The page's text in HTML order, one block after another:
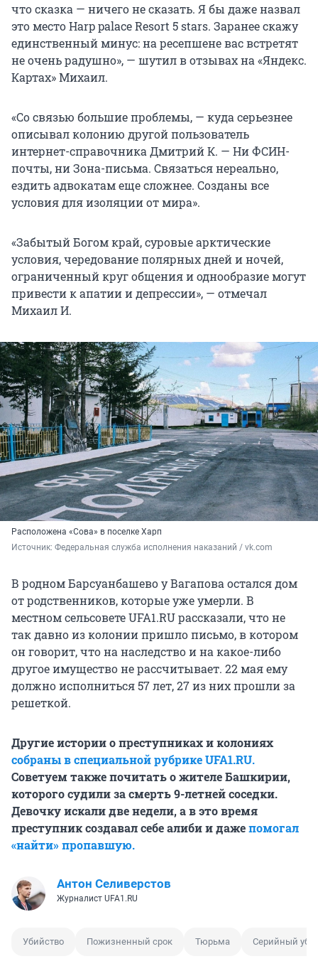
что сказка — ничего не сказать. Я бы даже назвал
это место Harp palace Resort 5 stars. Заранее скажу
единственный минус: на ресепшене вас встретят
не очень радушно», — шутил в отзывах на «Яндекс.
Картах» Михаил.
«Со связью большие проблемы, — куда серьезнее
описывал колонию другой пользователь
интернет-справочника Дмитрий К. — Ни ФСИН-
почты, ни Зона-письма. Связаться нереально,
ездить адвокатам еще сложнее. Созданы все
условия для изоляции от мира».
«Забытый Богом край, суровые арктические
условия, чередование полярных дней и ночей,
ограниченный круг общения и однообразие могут
привести к апатии и депрессии», — отмечал
Михаил И.
Расположена «Сова» в поселке Харп
Источник: Федеральная служба исполнения наказаний / vk.com
В родном Барсуанбашево у Вагапова остался дом
от родственников, которые уже умерли. В
местном сельсовете UFA1.RU рассказали, что не
так давно из колонии пришло письмо, в котором
он говорит, что на наследство и на какое-либо
другое имущество не рассчитывает. 22 мая ему
должно исполниться 57 лет, 27 из них прошли за
решеткой.
Другие истории о преступниках и колониях
собраны в специальной рубрике UFA1.RU.
Советуем также почитать о жителе Башкирии,
которого судили за смерть9-летнейсоседки.
Девочку искали две недели, а в это время
преступник создавал себе алиби и дажепомогал
«найти» пропавшую.
Антон Селиверстов
Журналист UFA1.RU
Убийство Пожизненный срок Тюрьма Серийный